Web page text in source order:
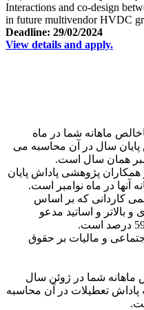
Interactions and co-design
in future multivendor HVDC
Deadline: 29/02/2024
View details and apply.
ماهانه شما در ماه
سال در آن محاسبه می
همان سال است.
پژوهشی پاداش پایان
کاردانی که بر اساس
بالاتر و اساتید مدعو
و مالیات بر حقوق
ناخالص ماهانه شما در ژوئن سال
تعطیلات در آن محاسبه